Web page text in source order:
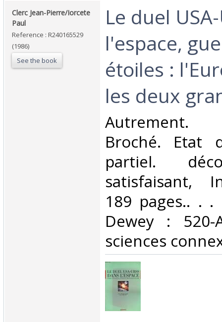
‎Clerc Jean-Pierre/Iorcete
Paul‎
Reference : R240165529
(1986)
See the book
‎Le duel
l'espace,
étoiles :
les deux
‎Autrement.
Broché. Etat
partiel.
satisfaisant,
189 pages.. . .
Dewey : 520-
sciences